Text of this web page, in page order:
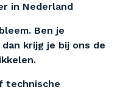
in Nederland
Ben je
krijg je bij ons de
technische